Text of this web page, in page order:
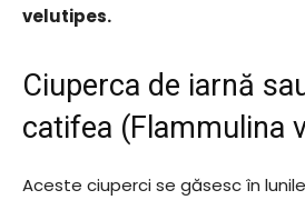
velutipes.
Ciuperca de iarnă
catifea (Flammulina
Aceste ciuperci se găsesc în